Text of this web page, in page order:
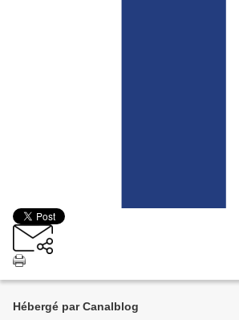
Hébergé par Canalblog